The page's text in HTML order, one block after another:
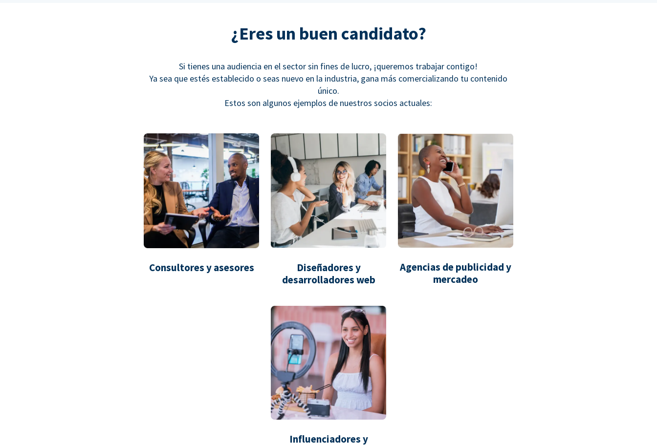
¿Eres un buen candidato?
Si tienes una audiencia en el sector sin fines de lucro, ¡queremos trabajar contigo!
Ya sea que estés establecido o seas nuevo en la industria, gana más comercializando tu contenido
único.
Estos son algunos ejemplos de nuestros socios actuales:
Consultores y asesores
Diseñadores y
desarrolladores web
Agencias de publicidad y
mercadeo
Influenciadores y